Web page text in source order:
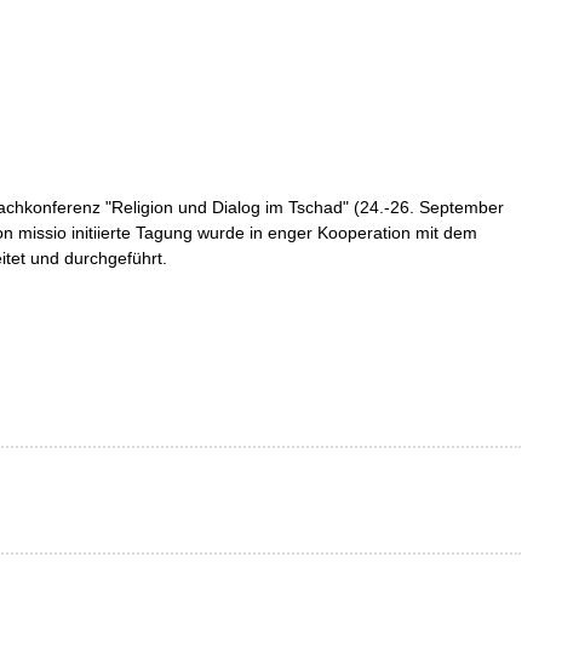
"Religion und Dialog im Tschad" (24.-26. September
missio initiierte Tagung wurde in enger Kooperation mit dem
und durchgeführt.